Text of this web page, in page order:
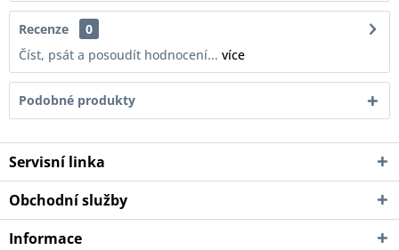
Recenze
0
Číst, psát a posoudít hodnocení... více
Podobné produkty
Servisní linka
Obchodní služby
Informace